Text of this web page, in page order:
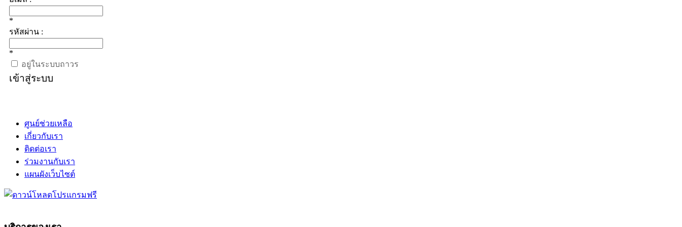
*
รหัสผ่าน :
*
อยู่ในระบบถาวร
เข้าสู่ระบบ
ศูนย์ช่วยเหลือ
เกี่ยวกับเรา
ติดต่อเรา
ร่วมงานกับเรา
แผนผังเว็บไซต์